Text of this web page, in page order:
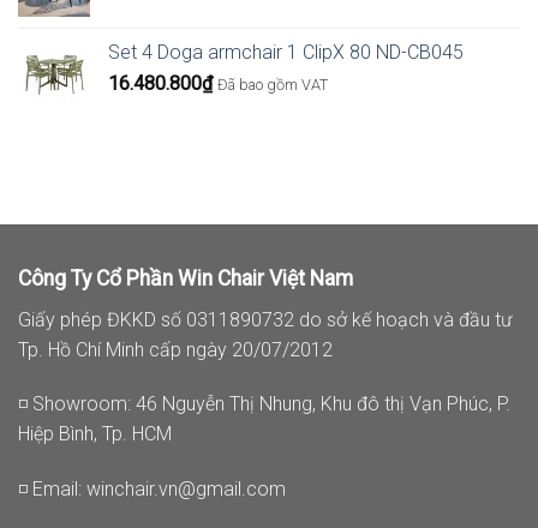
Set 4 Doga armchair 1 ClipX 80 ND-CB045
16.480.800₫ Đã bao gồm VAT
Công Ty Cổ Phần Win Chair Việt Nam
Giấy phép ĐKKD số 0311890732 do sở kế hoạch và đầu tư
Tp. Hồ Chí Minh cấp ngày 20/07/2012
◽ Showroom: 46 Nguyễn Thị Nhung, Khu đô thị Vạn Phúc, P.
Hiệp Bình, Tp. HCM
◽ Email: winchair.vn@gmail.com